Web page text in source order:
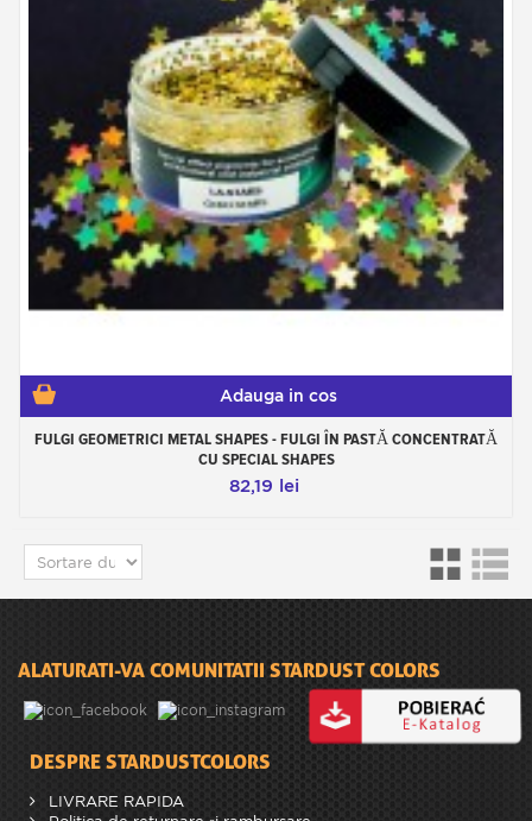
Adauga in cos
FULGI GEOMETRICI METAL SHAPES - FULGI ÎN PASTĂ CONCENTRATĂ
CU SPECIAL SHAPES
82,19 lei
ALATURATI-VA COMUNITATII STARDUST COLORS
DESPRE STARDUSTCOLORS
LIVRARE RAPIDA